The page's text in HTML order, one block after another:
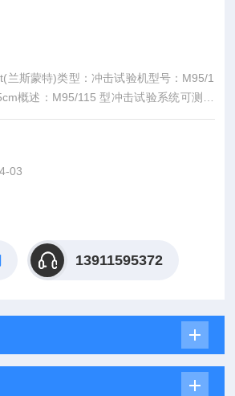
兰斯蒙特)类型：冲击试验机型号：M95/1
概述：M95/115 型冲击试验系统可测试
台面尺寸为95cm x 115cm，可用于进行
称，是中、大型产品冲击试验的理想选择
03
13911595372